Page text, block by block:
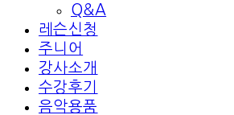
Q&A
레슨신청
주니어
강사소개
수강후기
음악용품